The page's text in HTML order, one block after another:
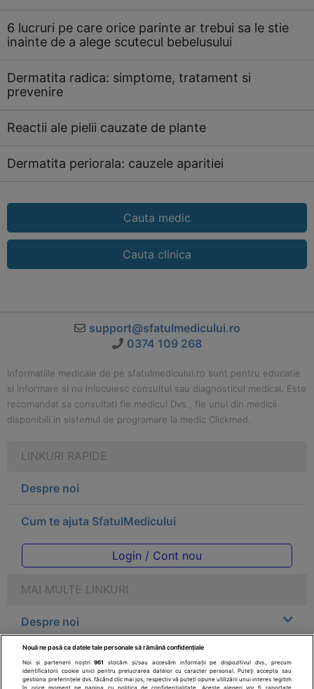
6 lucruri pe care orice parinte ar trebui sa le stie
inainte de a alege scutecul bebelusului
Dermatita radica: simptome, tratament si
prevenire
Reactii ale pielii cauzate de plante
Dermatita periorala: cauzele aparitiei
Cauta medic
Cauta clinica
support@sfatulmedicului.ro
0374 109 268
Informatiile medicale de pe sfatulmedicului.ro sunt pentru educatie
si informare si nu inlocuiesc consultul sau diagnosticul medical. Este
recomandat sa consultati fie medicul Dvs., fie unul din medicii
disponibili in sistemul de programare la medic Clickmed.
LINKURI RAPIDE
Despre noi
Cum te ajuta SfatulMedicului
Login / Cont nou
MAI MULTE LINKURI
Despre noi
Legal
Nouă ne pasă ca datele tale personale să rămână confidențiale
Noi și partenerii noștri961
stocăm și/sau accesăm informații pe dispozitivul dvs., precum
identificatorii cookie unici pentru prelucrarea datelor cu caracter personal. Puteți accepta sau
gestiona preferințele dvs. făcând clic mai jos, respectiv vă puteți opune utilizării unui interes legitim
în orice moment pe pagina cu politica de confidențialitate. Aceste alegeri vor fi raportate